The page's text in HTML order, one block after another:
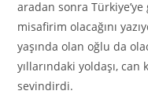
aradan sonra
misafirim olacağını
yaşında olan oğlu da
yıllarındaki yoldaşı,
sevindirdi.